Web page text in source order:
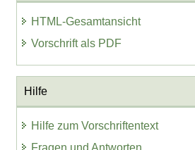
HTML-Gesamtansicht
Vorschrift als PDF
Hilfe
Hilfe zum Vorschriftentext
Fragen und Antworten